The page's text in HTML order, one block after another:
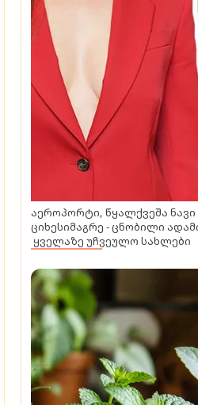
აეროპორტი, წყალქვეშა ნავი
ციხესიმაგრე - ცნობილი
ყველაზე უჩვეულო სახლები